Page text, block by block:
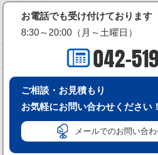
お電話でも受け付けております
8:30～20:00（月～土曜日）
042-
ご相談・お見積もり
お気軽にお問い合わせください！
メールでのお問い合